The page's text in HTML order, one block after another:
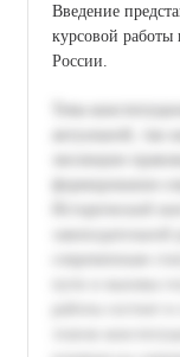
Введение
курсовой работы
России.